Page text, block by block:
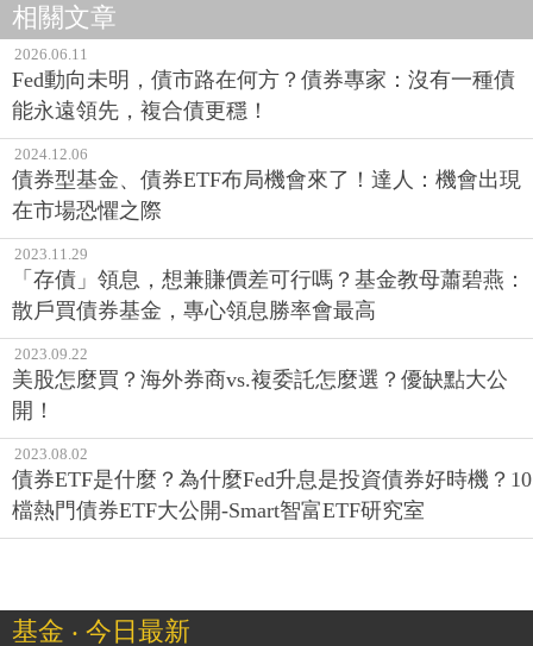
相關文章
2026.06.11
Fed動向未明，債市路在何方？債券專家：沒有一種債
能永遠領先，複合債更穩！
2024.12.06
債券型基金、債券ETF布局機會來了！達人：機會出現
在市場恐懼之際
2023.11.29
「存債」領息，想兼賺價差可行嗎？基金教母蕭碧燕：
散戶買債券基金，專心領息勝率會最高
2023.09.22
美股怎麼買？海外券商vs.複委託怎麼選？優缺點大公
開！
2023.08.02
債券ETF是什麼？為什麼Fed升息是投資債券好時機？10
檔熱門債券ETF大公開-Smart智富ETF研究室
基金 ‧ 今日最新